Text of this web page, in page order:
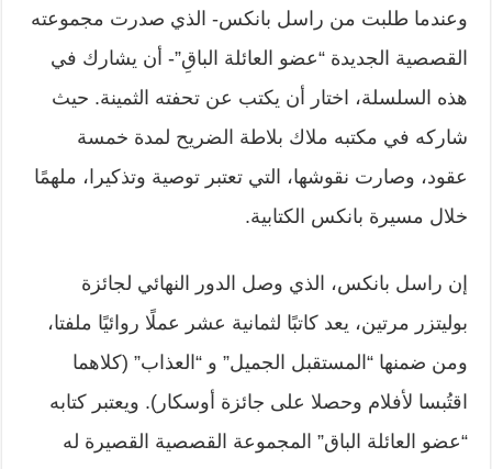
وعندما طلبت من راسل بانكس- الذي صدرت مجموعته
القصصية الجديدة “عضو العائلة الباقِ”- أن يشارك في
هذه السلسلة، اختار أن يكتب عن تحفته الثمينة. حيث
شاركه في مكتبه ملاك بلاطة الضريح لمدة خمسة
عقود، وصارت نقوشها، التي تعتبر توصية وتذكيرا، ملهمًا
خلال مسيرة بانكس الكتابية.
إن راسل بانكس، الذي وصل الدور النهائي لجائزة
بوليتزر مرتين، يعد كاتبًا لثمانية عشر عملًا روائيًا ملفتا،
ومن ضمنها “المستقبل الجميل” و “العذاب” (كلاهما
اقتُبسا لأفلام وحصلا على جائزة أوسكار). ويعتبر كتابه
“عضو العائلة الباق” المجموعة القصصية القصيرة له